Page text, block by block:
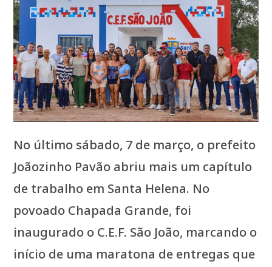
No último sábado, 7 de março, o prefeito
Joãozinho Pavão abriu mais um capítulo
de trabalho em Santa Helena. No
povoado Chapada Grande, foi
inaugurado o C.E.F. São João, marcando o
início de uma maratona de entregas que